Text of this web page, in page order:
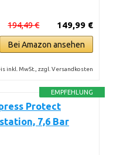
149,99 €
194,49 €
Bei Amazon ansehen
inkl. MwSt., zzgl. Versandkosten
EMPFEHLUNG
Protect
7,6 Bar